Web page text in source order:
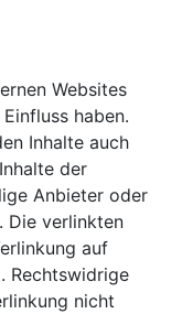
Websites
haben.
Inhalte auch
der
Anbieter oder
Die verlinkten
auf
Rechtswidrige
nicht